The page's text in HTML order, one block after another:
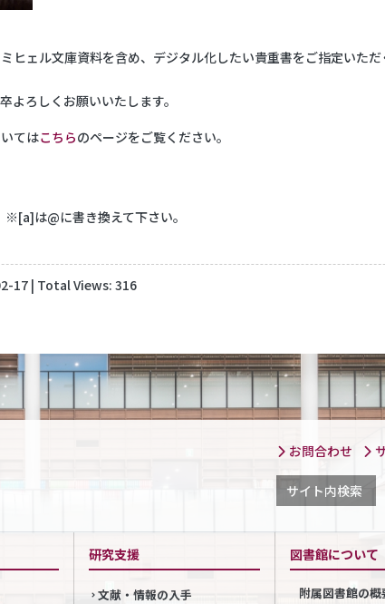
ヒェル文庫資料を含め、デジタル化したい貴重書をご指定いただ
ろしくお願いいたします。
てはこちらのページをご覧ください。
は@に書き換えて下さい。
17| Total Views: 316
お問合わせ
サイト内検索
研究支援
文献・情報の入手
図書館について
附属図書館の概